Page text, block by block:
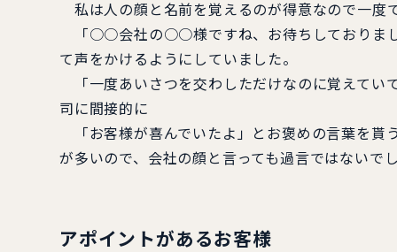
私は人の顔と名前を覚えるのが得意なので一度
「○○会社の○○様ですね、お待ちしておりまし
て声をかけるようにしていました。
「一度あいさつを交わしただけなのに覚えてい
司に間接的に
「お客様が喜んでいたよ」とお褒めの言葉を貰
が多いので、会社の顔と言っても過言ではないで
アポイントがあるお客様